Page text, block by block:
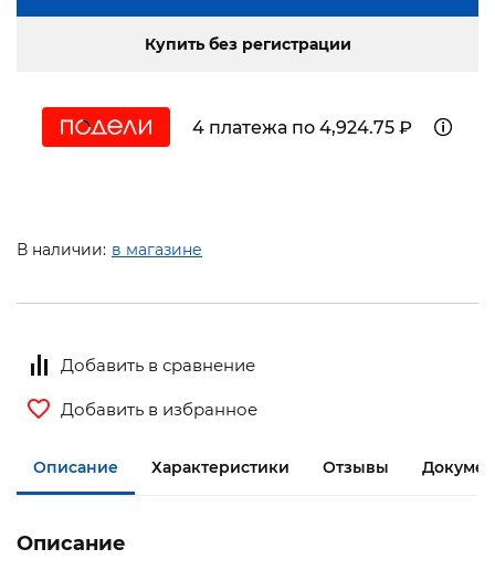
Купить без регистрации
4 платежа по 4,924.75 ₽
В наличии: в магазине
Добавить в сравнение
Добавить в избранное
Описание Характеристики Отзывы
Описание